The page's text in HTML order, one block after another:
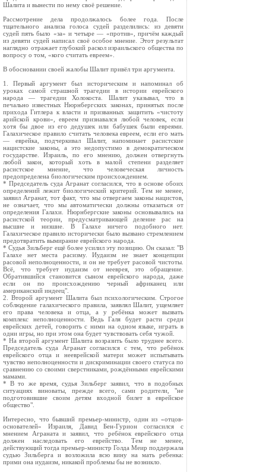
Шалита и вынести по нему своё решение.
Рассмотрение дела продолжалось более года. После
тщательного анализа голоса судей разделились: из девяти
судей пять было «за» и четыре — «против», причём каждый
из девяти судей написал своё особое мнение. Этот результат
наглядно отражает глубокий раскол израильского общества по
вопросу о том, «кого считать евреем».
В обосновании своей жалобы Шалит привёл три аргумента.
1. Первый аргумент был историческим и напоминал об
уроках самой страшной трагедии в истории еврейского
народа — трагедии Холокоста. Шалит указывал, что в
печально известных Нюрнбергских законах, принятых после
прихода Гитлера к власти и призванных защитить «чистоту
арийской крови», евреем признавался любой человек, если
хотя бы двое из его дедушек или бабушек были евреями.
Галахическое правило считать человека евреем, если его мать
— еврейка, подчеркивал Шалит, напоминает расистские
нацистские законы, а это недопустимо в демократическом
государстве. Израиль, по его мнению, должен отвергнуть
любой закон, который хоть в малой степени разделяет
расистское мнение, что человеческая личность
предопределена биологическим происхождением.
* Председатель суда Агранат согласился, что в основе обоих
определений лежит биологический критерий. Тем не менее,
заявил Агранат, тот факт, что мы отвергаем законы нацистов,
не означает, что мы автоматически должны отказаться от
определения Галахи. Нюрнбергские законы основывались на
расистской теории, предусматривающей деление рас на
высшие и низшие. В Галахе ничего подобного нет.
Галахическое правило исторически было вызвано стремлением
предотвратить вымирание еврейского народа.
* Судья Зильберг ещё более усилил эту позицию. Он сказал: "В
Галахе нет места расизму. Иудаизм не знает концепции
расовой неполноценности, и он не требует расовой чистоты.
Всё, что требует иудаизм от нееврея, это обращение.
Обратившийся становится сыном еврейского народа, даже
если он по происхождению черный африканец или
американский индеец".
2. Второй аргумент Шалита был психологическим. Строгое
соблюдение галахического правила, заявлял Шалит, ущемляет
его права человека и отца, а у ребёнка может вызвать
комплекс неполноценности. Ведь Галя будет расти среди
еврейских детей, говорить с ними на одном языке, играть в
одни игры, но при этом она будет чувствовать себя чужой.
* На второй аргумент Шалита возразить было труднее всего.
Председатель суда Агранат согласился с тем, что ребёнок
еврейского отца и нееврейской матери может испытывать
чувство неполноценности и дискриминации своего статуса по
сравнению со своими сверстниками, рождёнными еврейскими
мамами.
* В то же время, судья Зильберг заявил, что в подобных
ситуациях виноваты, прежде всего, сами родители, "не
подготовившие своим детям входной билет в еврейское
общество".
Интересно, что бывший премьер-министр, один из «отцов-
основателей» Израиля, Давид Бен-Гурион согласился с
мнением Аграната и заявил, что ребёнок еврейского отца
должен наследовать его еврейство. Тем не менее,
действующий тогда премьер-министр Голда Меир поддержала
судью Зильберга и возложила всю вину на мать ребенка:
прими она иудаизм, никакой проблемы бы не возникло.